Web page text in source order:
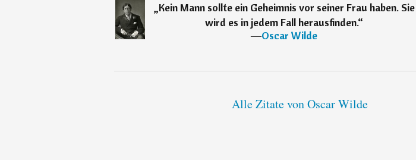
„Kein Mann sollte ein Geheimnis vor seiner Frau haben. Sie
wird es in jedem Fall herausfinden.“
―Oscar Wilde
Alle Zitate von Oscar Wilde